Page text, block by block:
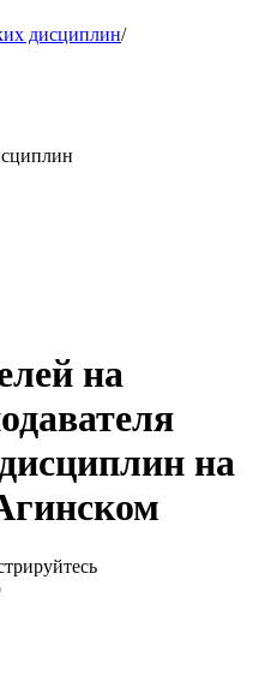
дисциплин/
на
на